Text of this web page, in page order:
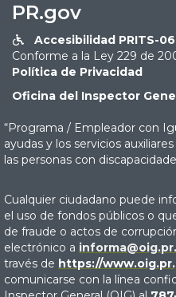
PR.gov

Accesibilidad PRITS-
Conforme a la Ley 229 de
Política de Privacidad
Oficina del Inspector
“Programa / Empleador con
ayudas y los servicios
las personas con
Cualquier ciudadano puede
el uso de fondos públicos o
de fraude o actos de
electrónico a
través de https://
comunicarse con la línea